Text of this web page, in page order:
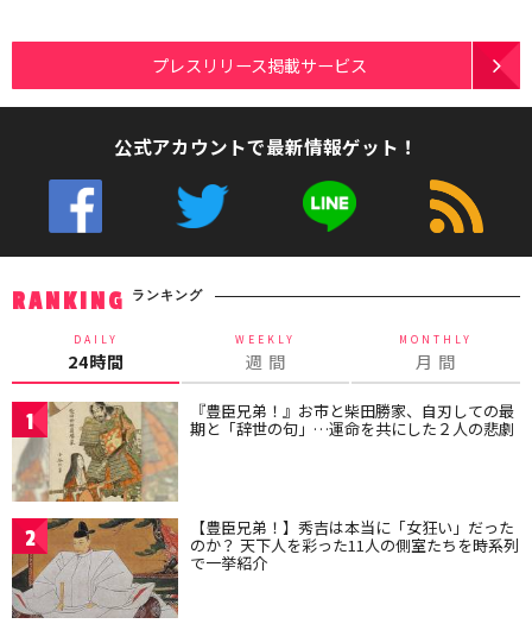
プレスリリース掲載サービス
公式アカウントで最新情報ゲット！
RANKING ランキング
DAILY
24時間
WEEKLY
週 間
MONTHLY
月 間
1 『豊臣兄弟！』お市と柴田勝家、自刃しての最
期と「辞世の句」…運命を共にした２人の悲劇
2 【豊臣兄弟！】秀吉は本当に「女狂い」だった
のか？ 天下人を彩った11人の側室たちを時系列
で一挙紹介